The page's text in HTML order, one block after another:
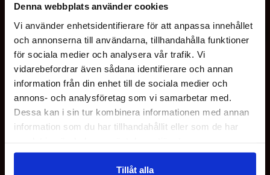
Denna webbplats använder cookies
Vi använder enhetsidentifierare för att anpassa innehållet
och annonserna till användarna, tillhandahålla funktioner
för sociala medier och analysera vår trafik. Vi
vidarebefordrar även sådana identifierare och annan
information från din enhet till de sociala medier och
annons- och analysföretag som vi samarbetar med.
Dessa kan i sin tur kombinera informationen med annan
information som du har tillhandahållit eller som de har
Tillåt alla
dag på stranden? Så kan vi stærkt anbefale en forfriskende
iste eller juice fra Arizona.
OM OS